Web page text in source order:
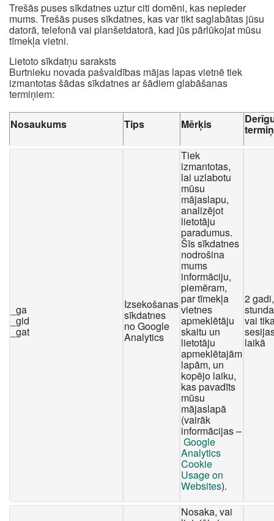
Trešās puses sīkdatnes uztur citi domēni, kas nepieder
mums. Trešās puses sīkdatnes, kas var tikt saglabātas jūsu
datorā, telefonā vai planšetdatorā, kad jūs pārlūkojat mūsu
tīmekļa vietni.
Lietoto sīkdatņu saraksts
Burtnieku novada pašvaldības mājas lapas vietnē tiek
izmantotas šādas sīkdatnes ar šādiem glabāšanas
termiņiem:
Nosaukums Tips Mērķis
_ga
_gid
_gat
Izsekošanas
sīkdatnes
no Google
Analytics
Tiek
izmantotas,
lai uzlabotu
mūsu
mājaslapu,
analizējot
lietotāju
paradumus.
Šīs sīkdatnes
nodrošina
mums
informāciju,
piemēram,
par tīmekļa
vietnes
apmeklētāju
skaitu un
lietotāju
apmeklētajām
lapām, un
kopējo laiku,
kas pavadīts
mūsu
mājaslapā
(vairāk
informācijas –
Google
Analytics
Cookie
Usage on
Websites).
2
vai
laikā
Nosaka, vai